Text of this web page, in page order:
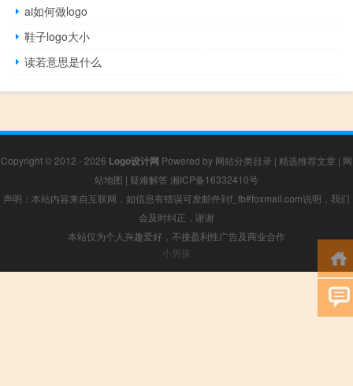
ai如何做logo
鞋子logo大小
读若意思是什么
Copyright © 2012 - 2026 Logo设计网 Powered by 网站分类目录 | 精选推荐文章 | 网
站地图 | 疑难解答 湘ICP备16332410号
声明：本站内容来自互联网，如信息有错误可发邮件到f_fb#foxmail.com说明，我们
会及时纠正，谢谢
本站仅为个人兴趣爱好，不接盈利性广告及商业合作
小男孩